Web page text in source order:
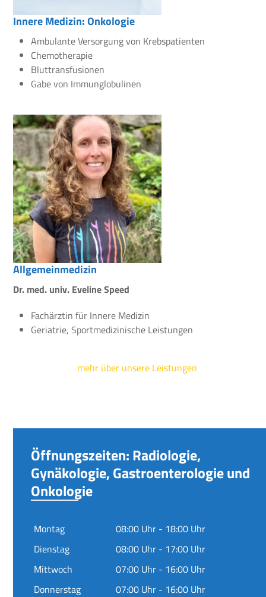
Innere Medizin: Onkologie
Ambulante Versorgung von Krebspatienten
Chemotherapie
Bluttransfusionen
Gabe von Immunglobulinen
Allgemeinmedizin
Dr. med. univ. Eveline Speed
Fachärztin für Innere Medizin
Geriatrie, Sportmedizinische Leistungen
mehr über unsere Leistungen
Öffnungszeiten: Radiologie,
Gynäkologie, Gastroenterologie und
Onkologie
Montag
08:00 Uhr - 18:00 Uhr
Dienstag
08:00 Uhr - 17:00 Uhr
Mittwoch
07:00 Uhr - 16:00 Uhr
Donnerstag
07:00 Uhr - 16:00 Uhr